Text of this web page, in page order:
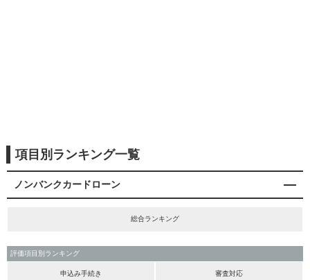
項目別ランキング一覧
ノンバンクカードローン
総合ランキング
評価項目別ランキング
申込み手続き 審査対応